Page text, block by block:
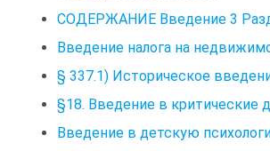
СОДЕРЖАНИЕ Введение 3
Введение налога на
§ 337.1) Историческое
§18. Введение в критические
Введение в детскую